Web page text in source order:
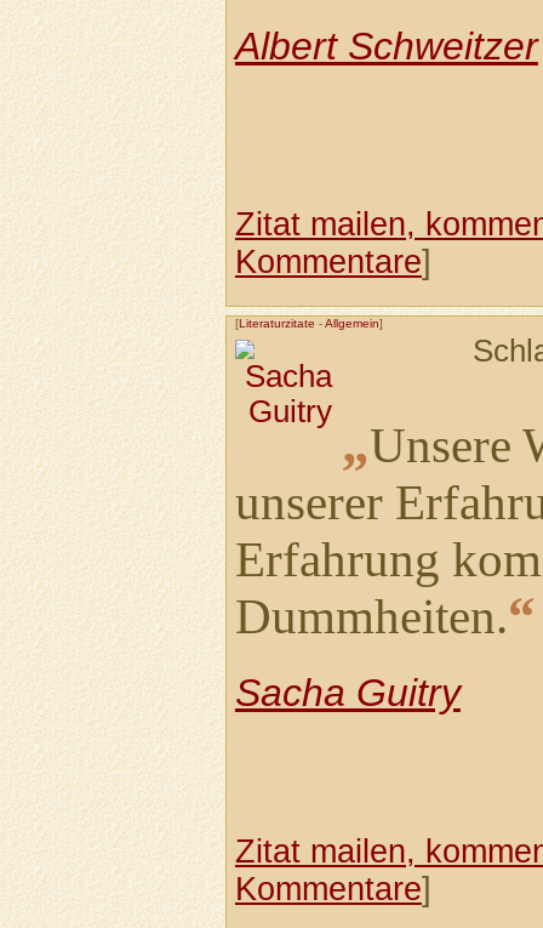
Albert Schweitzer
Zitat mailen,
Kommentare]
[Literaturzitate -Allgemein]
„Unsere
unserer
Erfahrung
Dummheiten.“
Sacha Guitry
Zitat mailen,
Kommentare]